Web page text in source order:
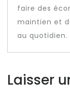
faire des
maintien et
au quotidien.
Laisser